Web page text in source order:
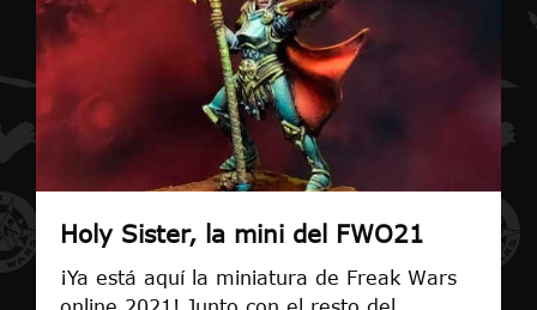
Holy Sister, la mini del FWO21
¡Ya está aquí la miniatura de Freak Wars